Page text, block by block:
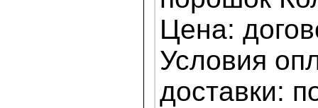
Цена:
Условия
доставки: